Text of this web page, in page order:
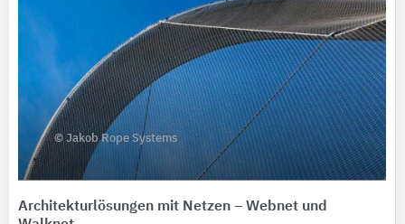
© Jakob Rope Systems
Architekturlösungen mit Netzen – Webnet und